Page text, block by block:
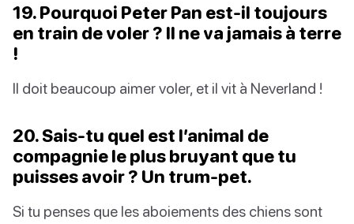
19. Pourquoi Peter Pan est-il toujours
en train de voler ? Il ne va jamais à terre
!
Il doit beaucoup aimer voler, et il vit à Neverland !
20. Sais-tu quel est l’animal de
compagnie le plus bruyant que tu
puisses avoir ? Un trum-pet.
Si tu penses que les aboiements des chiens sont